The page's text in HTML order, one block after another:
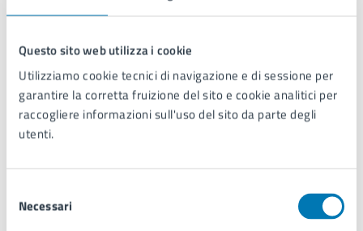
Questo sito web utilizza i cookie
Utilizziamo cookie tecnici di navigazione e di sessione per
garantire la corretta fruizione del sito e cookie analitici per
raccogliere informazioni sull'uso del sito da parte degli
utenti.
delNecessari